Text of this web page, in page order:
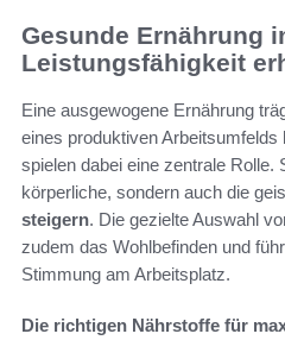
Gesunde Ernährung
Leistungsfähigkeit
Eine ausgewogene Ernährung
eines produktiven Arbeitsumfelds
spielen dabei eine zentrale Rolle.
körperliche, sondern auch die
steigern. Die gezielte Auswahl
zudem das Wohlbefinden und
Stimmung am Arbeitsplatz.
Die richtigen Nährstoffe für